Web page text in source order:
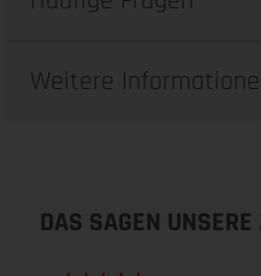
Weitere
DAS SAGEN